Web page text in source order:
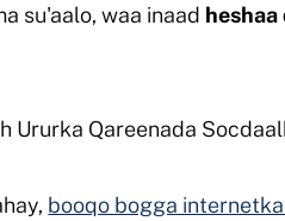
su'aalo, waa inaad
Ururka Qareenada
booqo bogga